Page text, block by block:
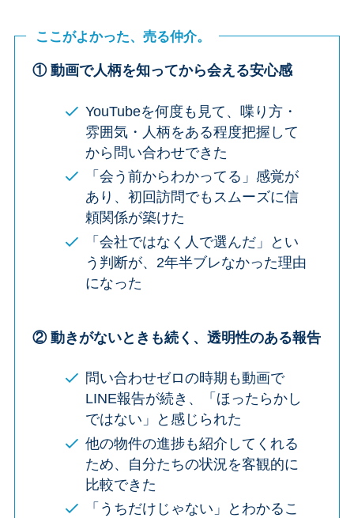
ここがよかった、売る仲介。
① 動画で人柄を知ってから会える安心感
YouTubeを何度も見て、喋り方・
雰囲気・人柄をある程度把握して
から問い合わせできた
「会う前からわかってる」感覚が
あり、初回訪問でもスムーズに信
頼関係が築けた
「会社ではなく人で選んだ」とい
う判断が、2年半ブレなかった理由
になった
② 動きがないときも続く、透明性のある報告
問い合わせゼロの時期も動画で
LINE報告が続き、「ほったらかし
ではない」と感じられた
他の物件の進捗も紹介してくれる
ため、自分たちの状況を客観的に
比較できた
「うちだけじゃない」とわかるこ